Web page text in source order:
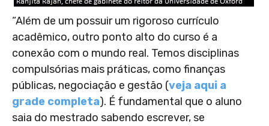
“Além de um possuir um rigoroso currículo
acadêmico, outro ponto alto do curso é a
conexão com o mundo real. Temos disciplinas
compulsórias mais práticas, como finanças
públicas, negociação e gestão (veja aqui a
grade completa). É fundamental que o aluno
saia do mestrado sabendo escrever, se